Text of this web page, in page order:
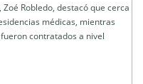
Robledo, destacó que cerca
médicas, mientras
contratados a nivel